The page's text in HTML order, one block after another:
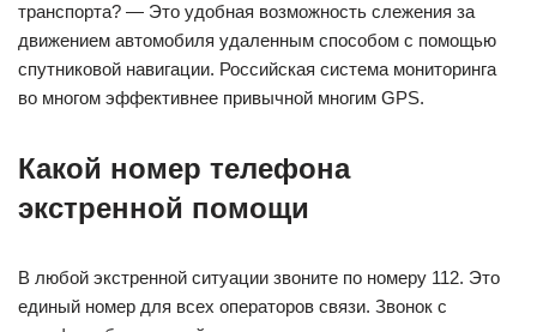
транспорта? — Это удобная возможность слежения за
движением автомобиля удаленным способом с помощью
спутниковой навигации. Российская система мониторинга
во многом эффективнее привычной многим GPS.
Какой номер телефона
экстренной помощи
В любой экстренной ситуации звоните по номеру 112. Это
единый номер для всех операторов связи. Звонок с